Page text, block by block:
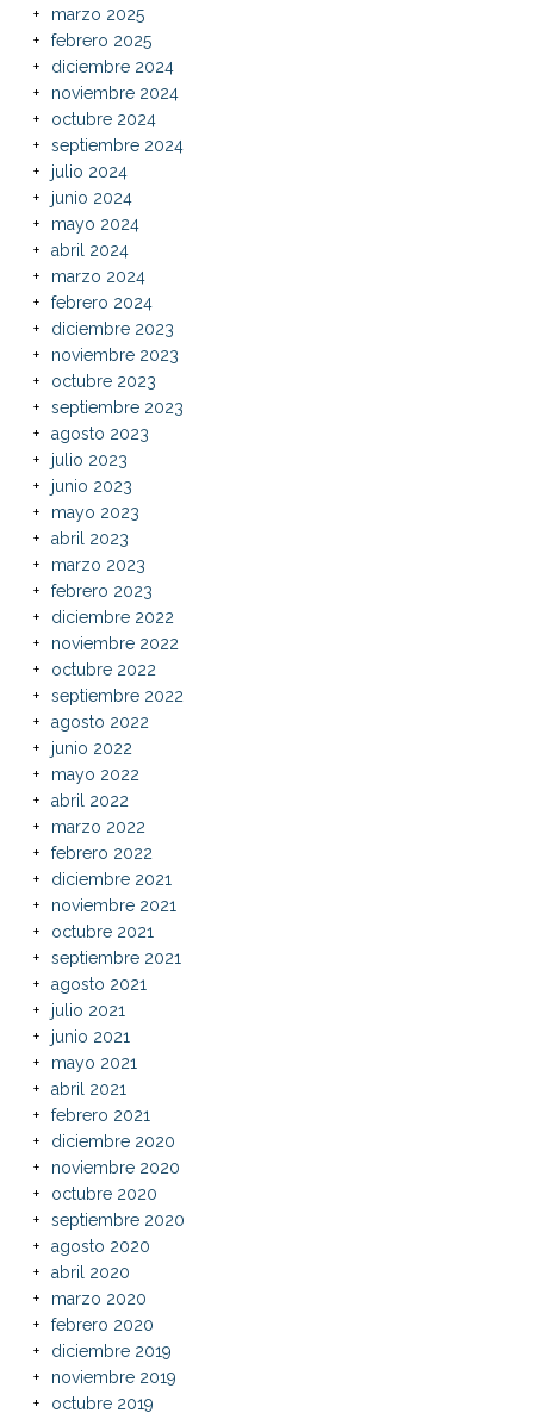
marzo 2025
febrero 2025
diciembre 2024
noviembre 2024
octubre 2024
septiembre 2024
julio 2024
junio 2024
mayo 2024
abril 2024
marzo 2024
febrero 2024
diciembre 2023
noviembre 2023
octubre 2023
septiembre 2023
agosto 2023
julio 2023
junio 2023
mayo 2023
abril 2023
marzo 2023
febrero 2023
diciembre 2022
noviembre 2022
octubre 2022
septiembre 2022
agosto 2022
junio 2022
mayo 2022
abril 2022
marzo 2022
febrero 2022
diciembre 2021
noviembre 2021
octubre 2021
septiembre 2021
agosto 2021
julio 2021
junio 2021
mayo 2021
abril 2021
febrero 2021
diciembre 2020
noviembre 2020
octubre 2020
septiembre 2020
agosto 2020
abril 2020
marzo 2020
febrero 2020
diciembre 2019
noviembre 2019
octubre 2019